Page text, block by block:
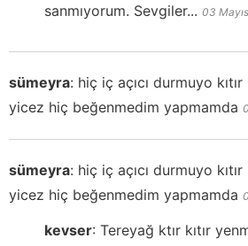
sanmıyorum. Sevgiler... 03
sümeyra: hiç iç açıcı durmuyo kıtır
yicez hiç beğenmedim yapmamda
sümeyra: hiç iç açıcı durmuyo kıtır
yicez hiç beğenmedim yapmamda
kevser: Tereyağ ktır kıtır